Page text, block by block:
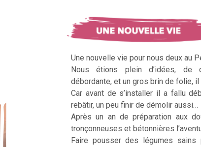
Une nouvelle vie pour nous deux au
Nous étions plein d’idées, de
débordante, et un gros brin de folie, il
Car avant de s’installer il a fallu
rebâtir, un peu finir de démolir aussi…
Après un an de préparation aux
tronçonneuses et bétonnières
Faire pousser des légumes